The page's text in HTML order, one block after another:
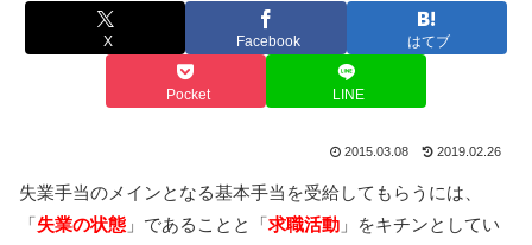
X Facebook はてブ
Pocket LINE
2015.03.08 2019.02.26
失業手当のメインとなる基本手当を受給してもらうには、
「失業の状態 」であることと「求職活動 」をキチンとしてい